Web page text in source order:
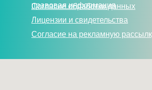
правовая информация
Согласие обработки данных
Лицензии и свидетельства
Согласие на рекламную